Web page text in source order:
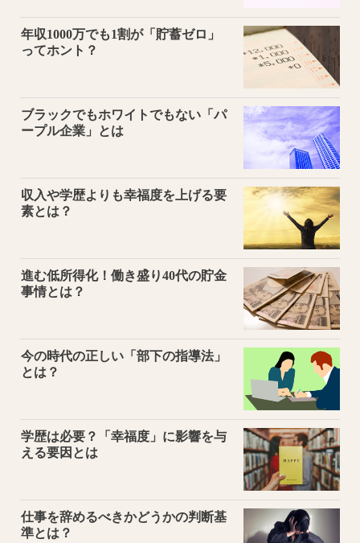
年収1000万でも1割が「貯蓄ゼロ」
ってホント？
ブラックでもホワイトでもない「パ
ープル企業」とは
収入や学歴よりも幸福度を上げる要
素とは？
進む低所得化！働き盛り40代の貯金
事情とは？
今の時代の正しい「部下の指導法」
とは？
学歴は必要？「幸福度」に影響を与
える要因とは
仕事を辞めるべきかどうかの判断基
準とは？